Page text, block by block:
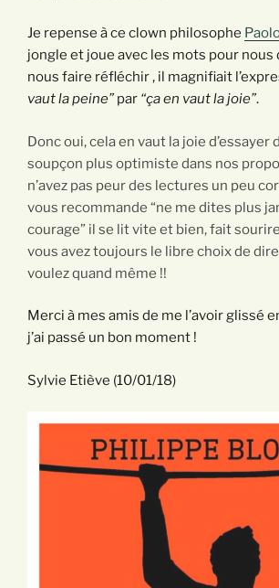
Je repense à ce clown philosophe
jongle et joue avec les mots pour
nous faire réfléchir , il magnifiait
vaut la peine”par “ça en vaut la joie”.
Donc oui, cela en vaut la joie d’essayer
soupçon plus optimiste dans nos
n’avez pas peur des lectures un peu
vous recommande “ne me dites plus
courage” il se lit vite et bien, fait
vous avez toujours le libre choix de
voulez quand même !!
Merci à mes amis de me l’avoir glissé
j’ai passé un bon moment !
Sylvie Etiève (10/01/18)